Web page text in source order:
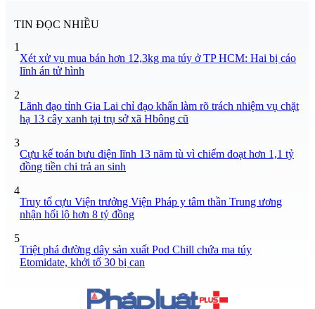
TIN ĐỌC NHIỀU
1
Xét xử vụ mua bán hơn 12,3kg ma túy ở TP HCM: Hai bị cáo
lĩnh án tử hình
2
Lãnh đạo tỉnh Gia Lai chỉ đạo khẩn làm rõ trách nhiệm vụ chặt
hạ 13 cây xanh tại trụ sở xã Hbông cũ
3
Cựu kế toán bưu điện lĩnh 13 năm tù vì chiếm đoạt hơn 1,1 tỷ
đồng tiền chi trả an sinh
4
Truy tố cựu Viện trưởng Viện Pháp y tâm thần Trung ương
nhận hối lộ hơn 8 tỷ đồng
5
Triệt phá đường dây sản xuất Pod Chill chứa ma túy
Etomidate, khởi tố 30 bị can